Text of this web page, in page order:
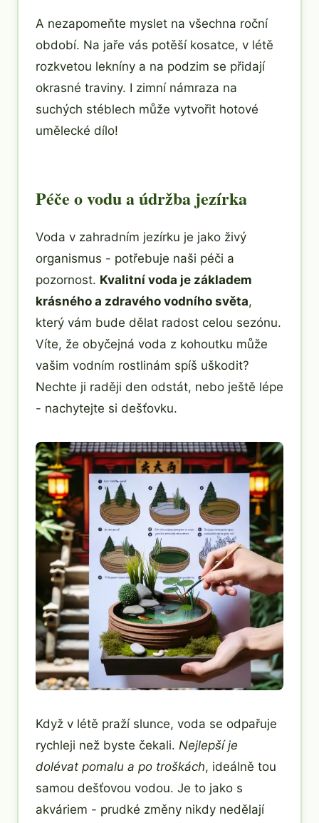
A nezapomeňte myslet na všechna roční
období. Na jaře vás potěší kosatce, v létě
rozkvetou lekníny a na podzim se přidají
okrasné traviny. I zimní námraza na
suchých stéblech může vytvořit hotové
umělecké dílo!
Péče o vodu a údržba jezírka
Voda v zahradním jezírku je jako živý
organismus - potřebuje naši péči a
pozornost. Kvalitní voda je základem
krásného a zdravého vodního světa,
který vám bude dělat radost celou sezónu.
Víte, že obyčejná voda z kohoutku může
vašim vodním rostlinám spíš uškodit?
Nechte ji raději den odstát, nebo ještě lépe
- nachytejte si dešťovku.
Když v létě praží slunce, voda se odpařuje
rychleji než byste čekali. Nejlepší je
dolévat pomalu a po troškách, ideálně tou
samou dešťovou vodou. Je to jako s
akváriem - prudké změny nikdy nedělají